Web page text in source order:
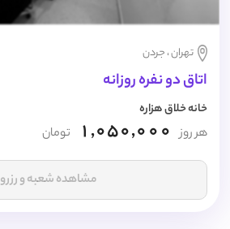
تهران ، جردن
اتاق دو نفره روزانه
خانه خلاق هزاره
هر روز 1,050,000 تومان
مشاهده شعبه و رزرو